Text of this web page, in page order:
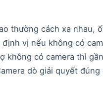
thường cách xa nhau,
vị nếu không có
không có camera thì
dò giải quyết đúng